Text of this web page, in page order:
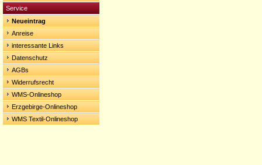
Service
Neueintrag
Anreise
interessante Links
Datenschutz
AGBs
Widerrufsrecht
WMS-Onlineshop
Erzgebirge-Onlineshop
WMS Textil-Onlineshop